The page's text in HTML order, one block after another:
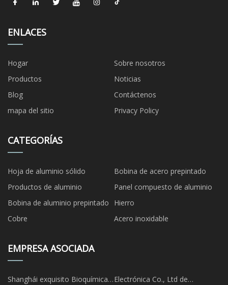
ENLACES
Hogar
Sobre nosotros
Productos
Noticias
Blog
Contáctenos
mapa del sitio
Privacy Policy
CATEGORÍAS
Hoja de aluminio sólido
Bobina de acero prepintado
Productos de aluminio
Panel compuesto de aluminio
Bobina de aluminio prepintado
Hierro
Cobre
Acero inoxidable
EMPRESA ASOCIADA
Shanghái exquisito Bioquímica Electrónica Co., Ltd de